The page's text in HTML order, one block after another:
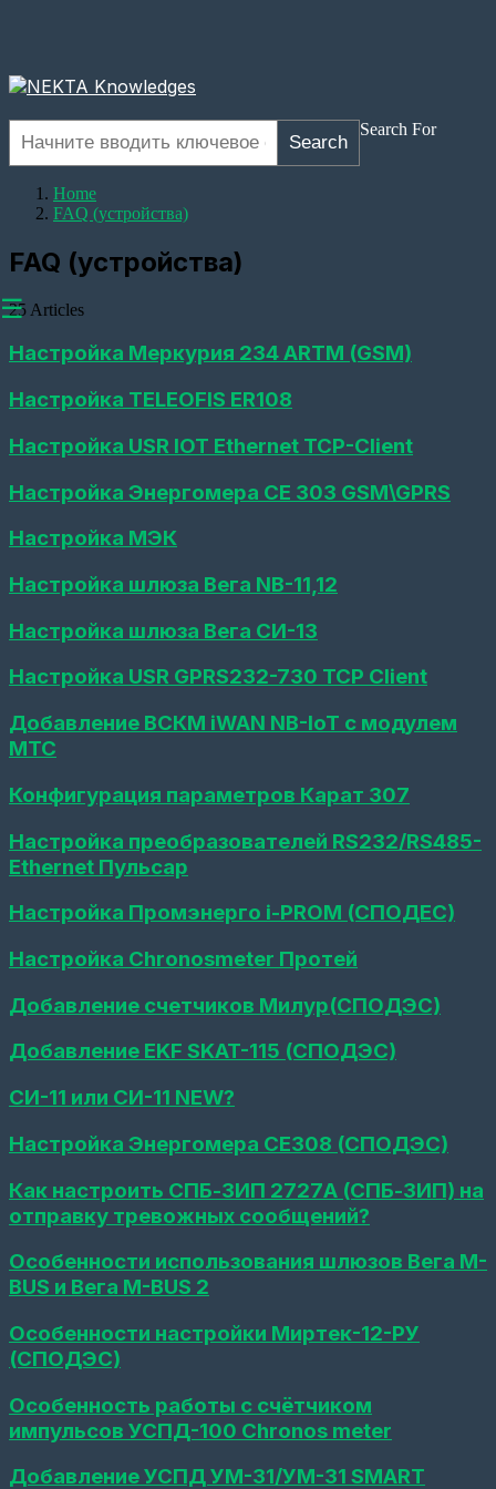
Оборудование
Настройка
канала
(СИ-13,
и
ATM2-
базовой
станции
БС-2.2
Настройка
по
CSD
Настройка
связи
GPRS
Ethernet
шлюзов
Настройка
Вега
на
FAQ
Конфигурация
Карат
307
ВСКМ
iWAN
NB-
с
модулем
МТС
Настройка
USR
GPRS232-
TCP
☰
Search For
Search
Home
FAQ (устройства)
FAQ (устройства)
25 Articles
Настройка Меркурия 234 АRТМ (GSM)
Настройка TELEOFIS ER108
Настройка USR IOT Ethernet TCP-Client
Настройка Энергомера СЕ 303 GSM\GPRS
Настройка МЭК
Настройка шлюза Вега NB-11,12
Настройка шлюза Вега СИ-13
Настройка USR GPRS232-730 TCP Client
Добавление ВСКМ iWAN NB-IoT с модулем
МТС
Конфигурация параметров Карат 307
Настройка преобразователей RS232/RS485-
Ethernet Пульсар
Настройка Промэнерго i-PROM (СПОДЕС)
Настройка Сhronosmeter Протей
Добавление счетчиков Милур(СПОДЭС)
Добавление EKF SKAT-115 (СПОДЭС)
СИ-11 или СИ-11 NEW?
Настройка Энергомера СЕ308 (СПОДЭС)
Как настроить СПБ-ЗИП 2727А (СПБ-ЗИП) на
отправку тревожных сообщений?
Особенности использования шлюзов Вега M-
BUS и Вега M-BUS 2
Особенности настройки Миртек-12-РУ
(СПОДЭС)
Особенность работы с счётчиком
импульсов УСПД-100 Сhronos meter
Добавление УСПД УМ-31/УМ-31 SMART